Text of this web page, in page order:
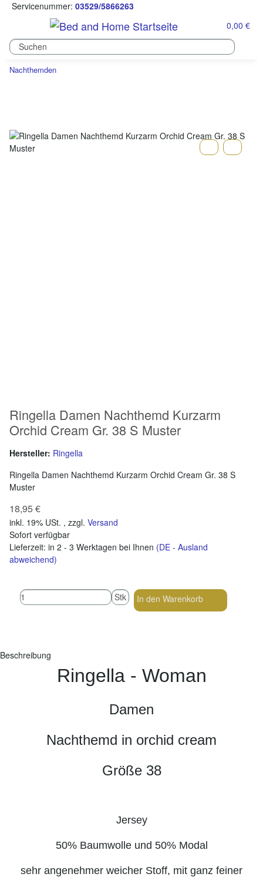
Servicenummer: 03529/5866263
0,00 €
Nachthemden
Ringella Damen Nachthemd Kurzarm
Orchid Cream Gr. 38 S Muster
Hersteller: Ringella
Ringella Damen Nachthemd Kurzarm Orchid Cream Gr. 38 S
Muster
18,95 €
inkl. 19% USt. , zzgl. Versand
Sofort verfügbar
Lieferzeit: in 2 - 3 Werktagen bei Ihnen (DE - Ausland
abweichend)
Stk In den Warenkorb
Beschreibung
Ringella - Woman
Damen
Nachthemd in orchid cream
Größe 38
Jersey
50% Baumwolle und 50% Modal
sehr angenehmer weicher Stoff, mit ganz feiner